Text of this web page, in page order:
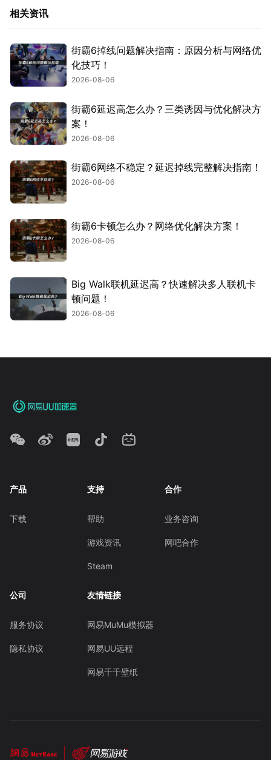
相关资讯
街霸6掉线问题解决指南：原因分析与网络优
化技巧！
2026-08-06
街霸6延迟高怎么办？三类诱因与优化解决方
案！
2026-08-06
街霸6网络不稳定？延迟掉线完整解决指南！
2026-08-06
街霸6卡顿怎么办？网络优化解决方案！
2026-08-06
Big Walk联机延迟高？快速解决多人联机卡
顿问题！
2026-08-06
产品
下载
支持
帮助
游戏资讯
Steam
合作
业务咨询
网吧合作
公司
服务协议
隐私协议
友情链接
网易MuMu模拟器
网易UU远程
网易千千壁纸